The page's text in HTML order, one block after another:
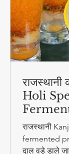
राजस्थानी
Holi
Drink
राजस्थानी